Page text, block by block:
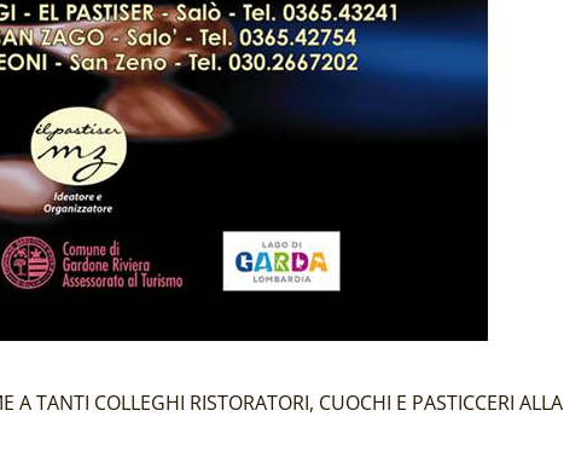
A TANTI COLLEGHI RISTORATORI, CUOCHI E PASTICCERI ALLA